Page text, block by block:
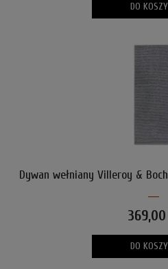
DO
Dywan wełniany Villeroy &
369,00
DO